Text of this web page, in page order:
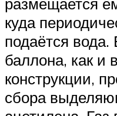
куда
подаётся вода.
баллона, как и
конструкции,
сбора